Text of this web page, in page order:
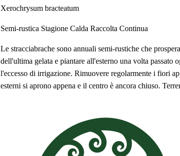
Xerochrysum bracteatum
Semi-rustica Stagione Calda Raccolta Continua
Le stracciabrache sono annuali semi-rustiche che
dell'ultima gelata e piantare all'esterno una volta
l'eccesso di irrigazione. Rimuovere regolarmente i fiori
esterni si aprono appena e il centro è ancora chiuso.